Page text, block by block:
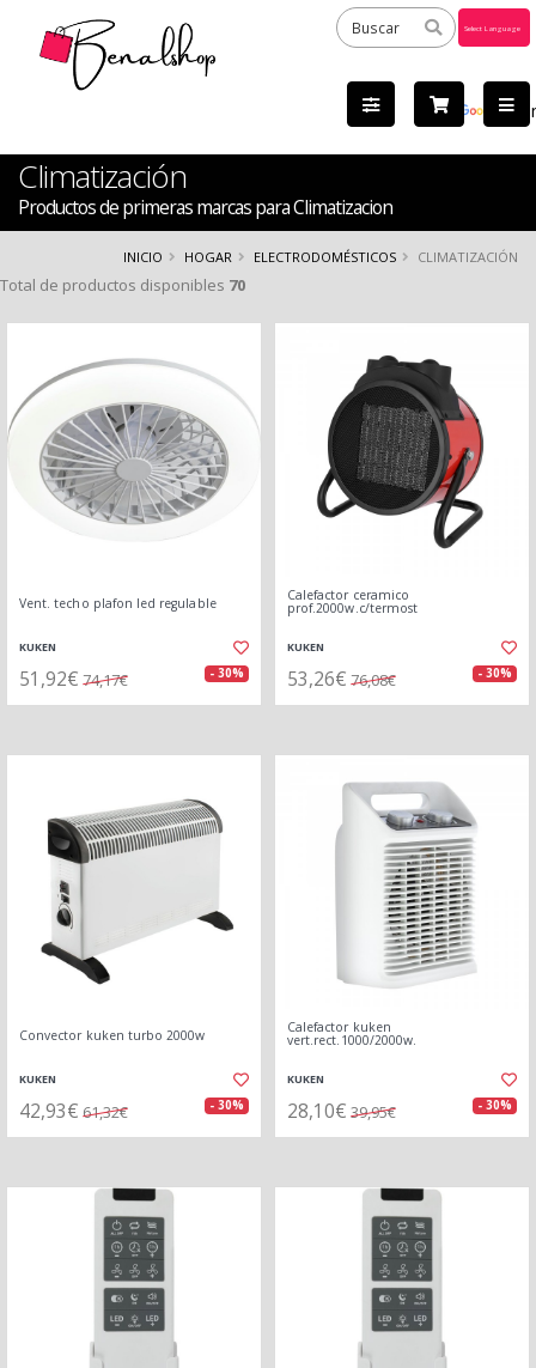
by
Climatización
Productos de primeras marcas para Climatizacion
INICIO HOGAR ELECTRODOMÉSTICOS CLIMATIZACIÓN
Total de productos disponibles 70
Vent. techo plafon led regulable
KUKEN
51,92€ 74,17€ - 30%
Calefactor ceramico
prof.2000w.c/termost
KUKEN
53,26€ 76,08€ - 30%
Convector kuken turbo 2000w
KUKEN
42,93€ 61,32€ - 30%
Calefactor kuken
vert.rect.1000/2000w.
KUKEN
28,10€ 39,95€ - 30%